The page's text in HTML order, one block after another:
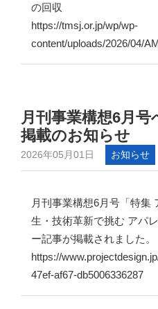
の回収
https://tmsj.or.jp/wp/wp-
content/uploads/2026/04/
月刊事業構想6月
掲載のお知らせ
2026年05月01日 お知らせ
月刊事業構想6月号「特
生・技術革新で挑む アパ
ー記事が掲載されました。
https://
47ef-af67-db5006336287